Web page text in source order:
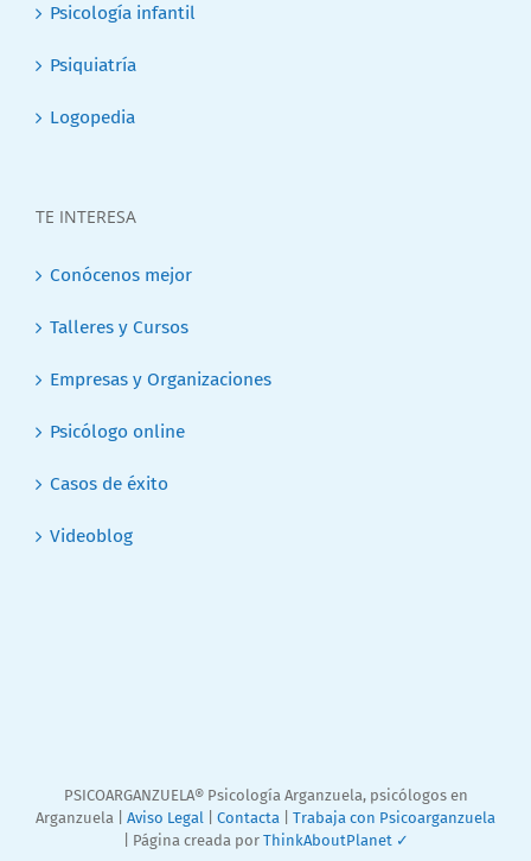
Psicología infantil
Psiquiatría
Logopedia
TE INTERESA
Conócenos mejor
Talleres y Cursos
Empresas y Organizaciones
Psicólogo online
Casos de éxito
Videoblog
PSICOARGANZUELA® Psicología Arganzuela, psicólogos en
Arganzuela | Aviso Legal Contacta
Trabaja con Psicoarganzuela
| Página creada por ThinkAboutPlanet ✓